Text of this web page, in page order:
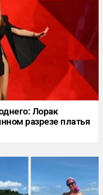
Лорак
разрезе платья